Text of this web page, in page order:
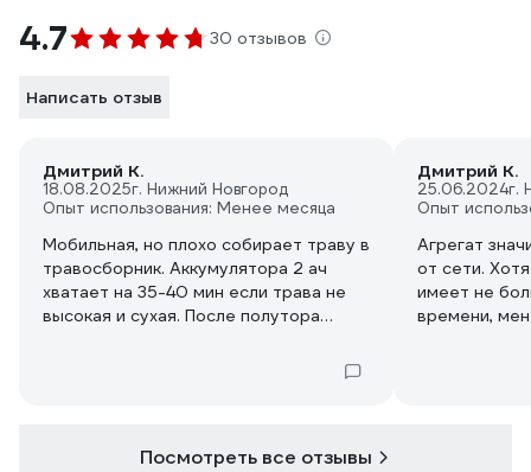
4.7 30 отзывов
Написать отзыв
Дмитрий К.
18.08.2025г. Нижний Новгород
Опыт использования: Менее месяца
Мобильная, но плохо собирает траву в
травосборник. Аккумулятора 2 ач
хватает на 35-40 мин если трава не
высокая и сухая. После полутора
Небольшой ресурс по времени можно
косил и столько же собирал за ней
Дмитрий К.
25.06.2024г.
Опыт
Агрегат
от сети.
имеет не
времени,
Посмотреть все отзывы